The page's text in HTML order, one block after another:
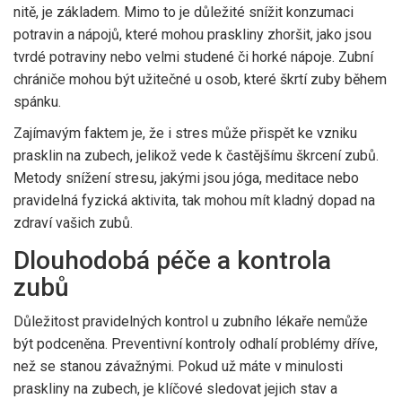
nitě, je základem. Mimo to je důležité snížit konzumaci
potravin a nápojů, které mohou praskliny zhoršit, jako jsou
tvrdé potraviny nebo velmi studené či horké nápoje. Zubní
chrániče mohou být užitečné u osob, které škrtí zuby během
spánku.
Zajímavým faktem je, že i stres může přispět ke vzniku
prasklin na zubech, jelikož vede k častějšímu škrcení zubů.
Metody snížení stresu, jakými jsou jóga, meditace nebo
pravidelná fyzická aktivita, tak mohou mít kladný dopad na
zdraví vašich zubů.
Dlouhodobá péče a kontrola
zubů
Důležitost pravidelných kontrol u zubního lékaře nemůže
být podceněna. Preventivní kontroly odhalí problémy dříve,
než se stanou závažnými. Pokud už máte v minulosti
praskliny na zubech, je klíčové sledovat jejich stav a